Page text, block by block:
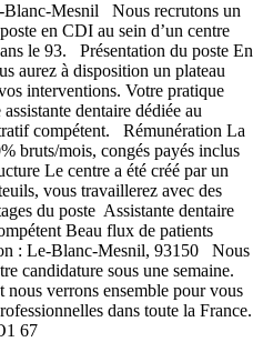
Mesnil Nous recrutons un
en CDI au sein d’un centre
le 93. Présentation du poste En
aurez à disposition un plateau
interventions. Votre pratique
dentaire dédiée au
compétent. Rémunération La
bruts/mois, congés payés inclus
Le centre a été créé par un
vous travaillerez avec des
du poste Assistante dentaire
Beau flux de patients
: Le-Blanc-Mesnil, 93150 Nous
candidature sous une semaine.
nous verrons ensemble pour vous
dans toute la France.
67